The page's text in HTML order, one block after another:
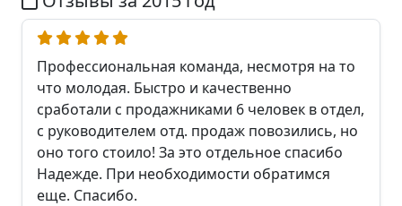
Профессиональная команда, несмотря на то
что молодая. Быстро и качественно
сработали с продажниками 6 человек в отдел,
с руководителем отд. продаж повозились, но
оно того стоило! За это отдельное спасибо
Надежде. При необходимости обратимся
еще. Спасибо.